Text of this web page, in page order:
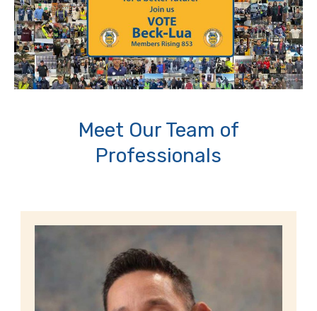
Meet Our Team of
Professionals